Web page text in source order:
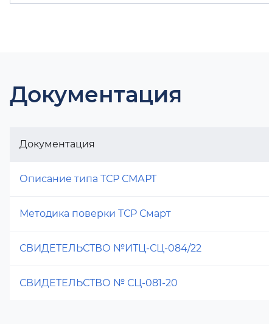
Документация
Документация
Описание типа ТСР СМАРТ
Методика поверки ТСР Смарт
СВИДЕТЕЛЬСТВО №ИТЦ-СЦ-084/22
СВИДЕТЕЛЬСТВО № СЦ-081-20